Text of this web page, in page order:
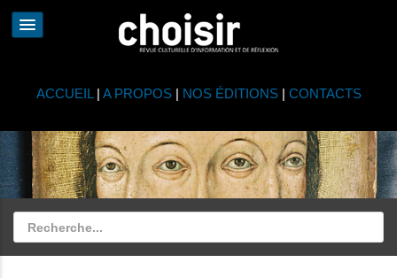
ACCUEIL | A PROPOS| NOS ÉDITIONS| CONTACTS